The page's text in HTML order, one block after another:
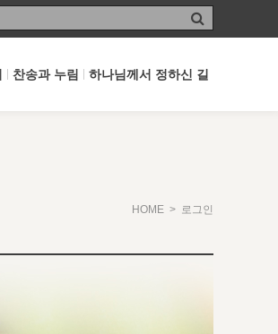
찬송과 누림 하나님께서 정하신 길
HOME > 로그인